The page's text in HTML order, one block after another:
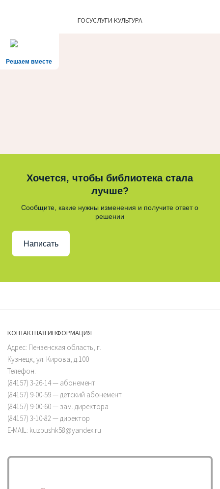
ГОСУСЛУГИ КУЛЬТУРА
Решаем вместе
Хочется, чтобы библиотека стала
лучше?
Сообщите, какие нужны изменения и получите ответ о
решении
Написать
КОНТАКТНАЯ ИНФОРМАЦИЯ
Адрес: Пензенская область, г.
Кузнецк, ул. Кирова, д.100
Телефон:
(84157) 3-26-14 — абонемент
(84157) 9-00-59 — детский абонемент
(84157) 9-00-60 — зам. директора
(84157) 3-10-82 — директор
E-MAIL: kuzpushk58@yandex.ru